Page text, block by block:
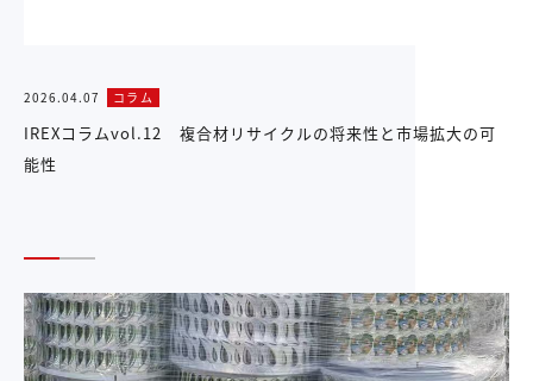
2026.04.07 コラム
IREXコラムvol.12 複合材リサイクルの将来性と市場拡大の可
能性